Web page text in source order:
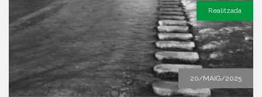
20/MAIG/2025
Realitzada